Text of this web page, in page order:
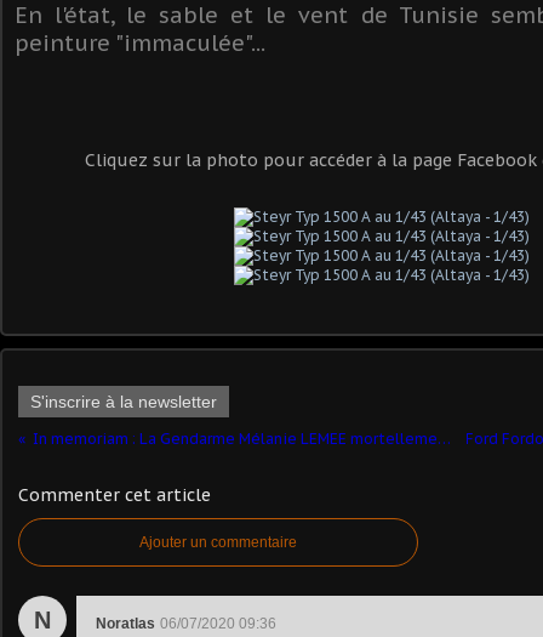
En l'état, le sable et le vent de Tunisie
peinture "immaculée"...
Cliquez sur la photo pour accéder à la page Facebook
S'inscrire à la newsletter
In memoriam : La Gendarme Mélanie LEMEE mortellement fauchée
Commenter cet article
Ajouter un commentaire
N Noratlas 06/07/2020 09:36